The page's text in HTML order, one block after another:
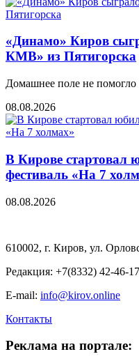
«Динамо» Киров
КМВ» из Пятигорска
Домашнее поле не помогло
08.08.2026
В Кирове стартовал
фестиваль «На 7
08.08.2026
610002, г. Киров, ул.
Редакция: +7(8332) 42-46-17
E-mail: info@kirov.online
Контакты
Реклама на портале: